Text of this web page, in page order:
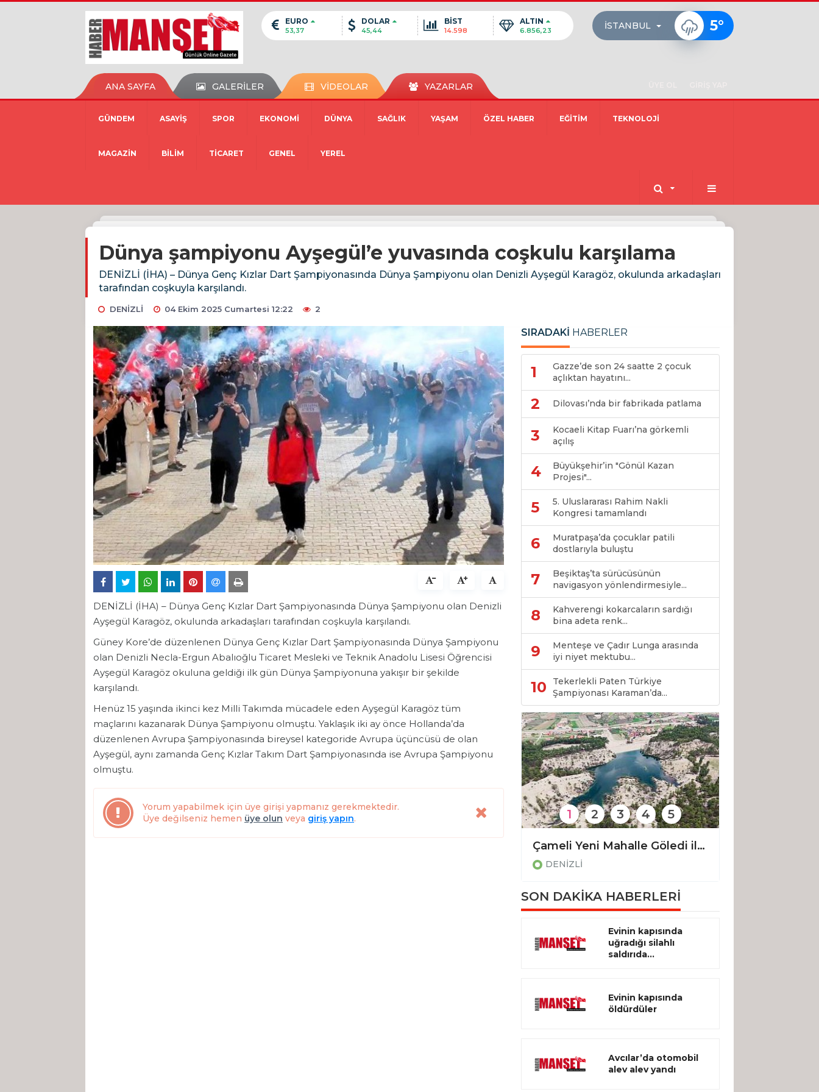
EURO
53,37
DOLAR
45,44
BİST
14.598
ALTIN
6.856,23 İSTANBUL 5°
ANA SAYFA GALERİLER VİDEOLAR YAZARLAR
GÜNDEM ASAYİŞ SPOR EKONOMİ DÜNYA SAĞLIK YAŞAM ÖZEL HABER EĞİTİM TEKNOLOJİ
MAGAZİN BİLİM TİCARET GENEL YEREL
Dünya şampiyonu Ayşegül’e yuvasında coşkulu karşılama
DENİZLİ (İHA) – Dünya Genç Kızlar Dart Şampiyonasında Dünya Şampiyonu olan Denizli Ayşegül Karagöz, okulunda arkadaşları
tarafından coşkuyla karşılandı.
DENİZLİ 04 Ekim 2025 Cumartesi 12:22 2
DENİZLİ (İHA) – Dünya Genç Kızlar Dart Şampiyonasında Dünya Şampiyonu olan Denizli
Ayşegül Karagöz, okulunda arkadaşları tarafından coşkuyla karşılandı.
Güney Kore’de düzenlenen Dünya Genç Kızlar Dart Şampiyonasında Dünya Şampiyonu
olan Denizli Necla-Ergun Abalıoğlu Ticaret Mesleki ve Teknik Anadolu Lisesi Öğrencisi
Ayşegül Karagöz okuluna geldiği ilk gün Dünya Şampiyonuna yakışır bir şekilde
karşılandı.
Henüz 15 yaşında ikinci kez Milli Takımda mücadele eden Ayşegül Karagöz tüm
maçlarını kazanarak Dünya Şampiyonu olmuştu. Yaklaşık iki ay önce Hollanda’da
düzenlenen Avrupa Şampiyonasında bireysel kategoride Avrupa üçüncüsü de olan
Ayşegül, aynı zamanda Genç Kızlar Takım Dart Şampiyonasında ise Avrupa Şampiyonu
olmuştu.
Yorum yapabilmek için üye girişi yapmanız gerekmektedir.
Üye değilseniz hemen üye olun veya giriş yapın.
SIRADAKİ HABERLER
1
Gazze’de son 24 saatte 2 çocuk
açlıktan hayatını...
2 Dilovası’nda bir fabrikada patlama
3
Kocaeli Kitap Fuarı’na görkemli
açılış
4
Büyükşehir’in "Gönül Kazan
Projesi"...
5
5. Uluslararası Rahim Nakli
Kongresi tamamlandı
6
Muratpaşa’da çocuklar patili
dostlarıyla buluştu
7
Beşiktaş’ta sürücüsünün
navigasyon yönlendirmesiyle...
8
Kahverengi kokarcaların sardığı
bina adeta renk...
9
Menteşe ve Çadır Lunga arasında
iyi niyet mektubu...
10
Tekerlekli Paten Türkiye
Şampiyonası Karaman’da...
Çameli Yeni Mahalle Göledi ile 1400 dönüm arazi seneye suya kavuşacak
DENİZLİ
1 2 3 4 5
SON DAKİKA HABERLERİ
Evinin kapısında
uğradığı silahlı
saldırıda...
Evinin kapısında
öldürdüler
Avcılar’da otomobil
alev alev yandı